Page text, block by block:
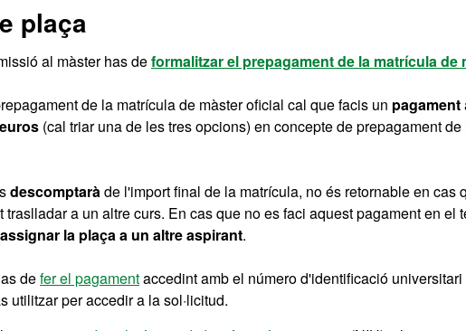
plaça
al màster has deformalitzar el prepagament de la matrícula de
de la matrícula de màster oficial cal que facis un pagament
(cal triar una de les tres opcions) en concepte de prepagament
descomptaràde l'import final de la matrícula, no és retornable en cas
traslladar a un altre curs. En cas que no es faci aquest pagament en el
assignar la plaça a un altre aspirant.
defer el pagamentaccedint amb el número d'identificació
utilitzar per accedir a la sol·licitud.